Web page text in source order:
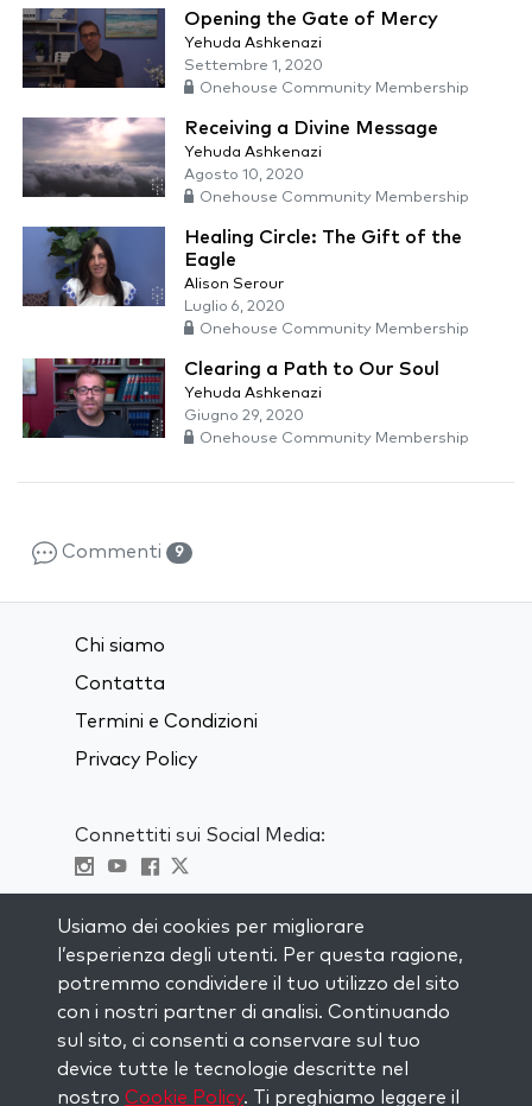
Opening the Gate of Mercy
Yehuda Ashkenazi
Settembre 1, 2020
Onehouse Community Membership
Receiving a Divine Message
Yehuda Ashkenazi
Agosto 10, 2020
Onehouse Community Membership
Healing Circle: The Gift of the
Eagle
Alison Serour
Luglio 6, 2020
Onehouse Community Membership
Clearing a Path to Our Soul
Yehuda Ashkenazi
Giugno 29, 2020
Onehouse Community Membership
Commenti 9
Chi siamo
Contatta
Termini e Condizioni
Privacy Policy
Connettiti sui Social Media:
RIMANI AGGIORNATO
Iscriviti alla nostra mailing list e ricevi
ispirazione ogni settimana nella tua
casella di posta.
Usiamo dei cookies per migliorare
l’esperienza degli utenti. Per questa ragione,
potremmo condividere il tuo utilizzo del sito
con i nostri partner di analisi. Continuando
sul sito, ci consenti a conservare sul tuo
device tutte le tecnologie descritte nel
nostro Cookie Policy. Ti preghiamo leggere il